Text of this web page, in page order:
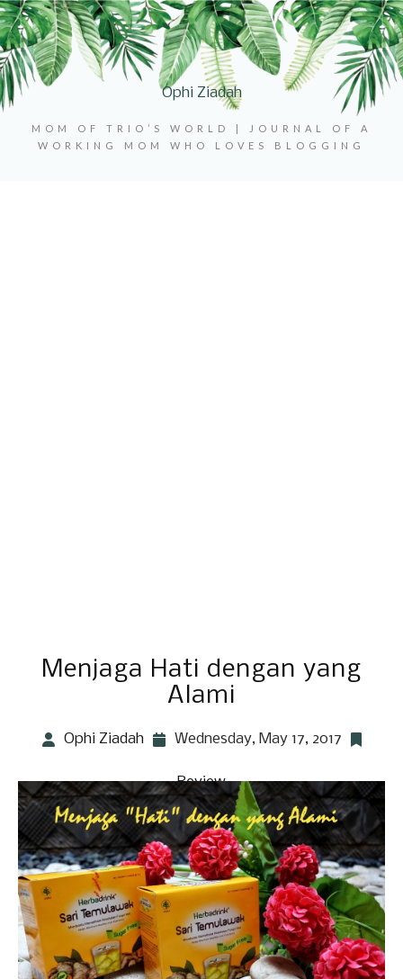
Ophi Ziadah
MOM OF TRIO’S WORLD | JOURNAL OF A
WORKING MOM WHO LOVES BLOGGING
Menjaga Hati dengan yang
Alami
Ophi Ziadah Wednesday, May 17, 2017
Review